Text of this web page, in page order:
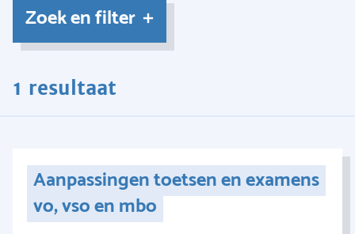
Zoek en filter
1 resultaat
Aanpassingen toetsen en examens
vo, vso en mbo